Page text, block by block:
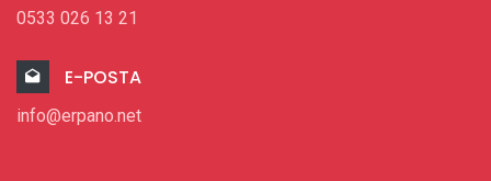
0533 026 13 21
E-POSTA
info@erpano.net